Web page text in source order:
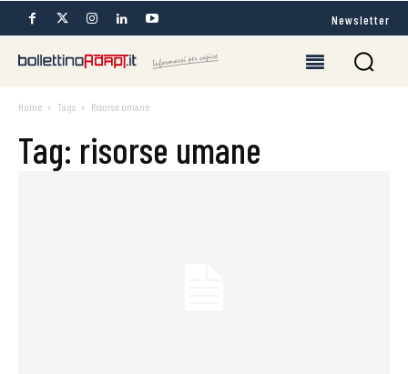
Newsletter
Home Tags Risorse umane
Tag: risorse umane